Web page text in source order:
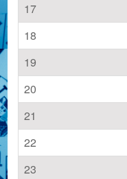
17
18
19
20
21
22
23